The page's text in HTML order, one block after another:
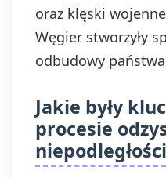
oraz klęski
Węgier stworzyły
odbudowy
Jakie były
procesie